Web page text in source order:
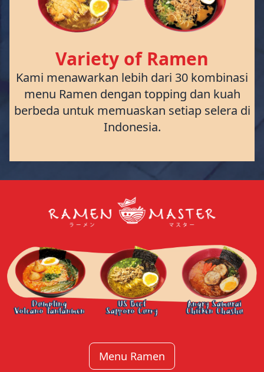
Variety of Ramen
Kami menawarkan lebih dari 30 kombinasi
menu Ramen dengan topping dan kuah
berbeda untuk memuaskan setiap selera di
Indonesia.
Dumpling
Volcano Tantanmen
US Beef
Sapporo Curry
Angry Samurai
Chicken Chashu
Menu Ramen